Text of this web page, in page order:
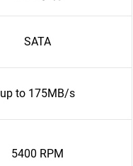
SATA
up to 175MB/s
5400 RPM